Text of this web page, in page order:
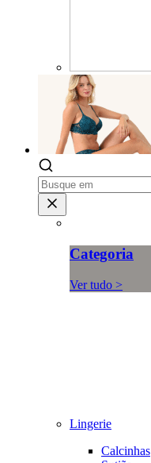
Categoria
Ver tudo >
Lingerie
Calcinhas